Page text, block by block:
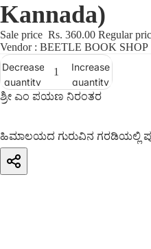
Kannada)
Sale price Rs. 360.00 Regular
Vendor : BEETLE BOOK SHOP
Decrease
quantity
Increase
quantity
ಶ್ರೀ ಎಂ ಪಯಣ ನಿರಂತರ
ಹಿಮಾಲಯದ ಗುರುವಿನ ಗರಡಿಯಲ್ಲಿ